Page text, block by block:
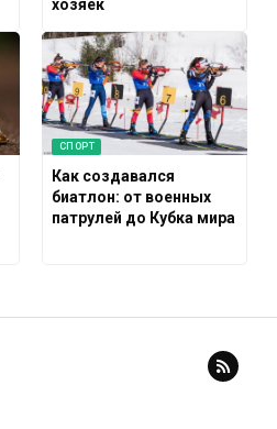
хозяек
СПОРТ
Как создавался
биатлон: от военных
патрулей до Кубка мира